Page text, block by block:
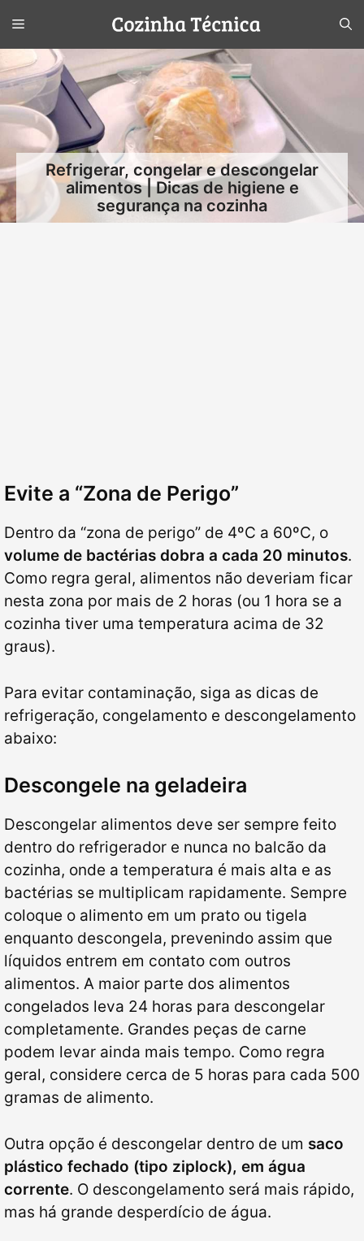
para
conteúdo
Menu
Refrigerar, congelar e descongelar
alimentos | Dicas de higiene e
segurança na cozinha
Evite a “Zona de Perigo”
Dentro da “zona de perigo” de 4ºC a 60ºC, o
volume de bactérias dobra a cada 20 minutos.
Como regra geral, alimentos não deveriam ficar
nesta zona por mais de 2 horas (ou 1 hora se a
cozinha tiver uma temperatura acima de 32
graus).
Para evitar contaminação, siga as dicas de
refrigeração, congelamento e descongelamento
abaixo:
Descongele na geladeira
Descongelar alimentos deve ser sempre feito
dentro do refrigerador e nunca no balcão da
cozinha, onde a temperatura é mais alta e as
bactérias se multiplicam rapidamente. Sempre
coloque o alimento em um prato ou tigela
enquanto descongela, prevenindo assim que
líquidos entrem em contato com outros
alimentos. A maior parte dos alimentos
congelados leva 24 horas para descongelar
completamente. Grandes peças de carne
podem levar ainda mais tempo. Como regra
geral, considere cerca de 5 horas para cada 500
gramas de alimento.
Outra opção é descongelar dentro de um saco
plástico fechado (tipo ziplock), em água
corrente. O descongelamento será mais rápido,
mas há grande desperdício de água.